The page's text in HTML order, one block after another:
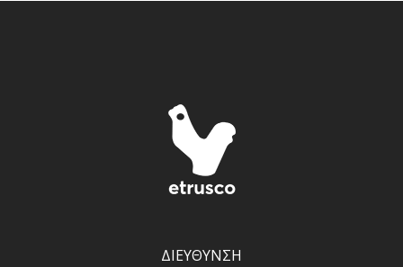
ΔΙΕΥΘΥΝΣΗ